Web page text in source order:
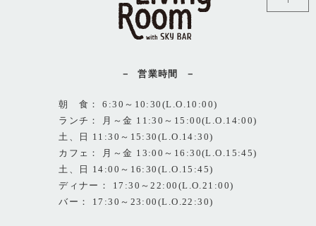
営業時間
朝 食： 6:30～10:30(L.O.10:00)
ランチ： 月～金 11:30～15:00(L.O.14:00)
土、日 11:30～15:30(L.O.14:30)
カフェ： 月～金 13:00～16:30(L.O.15:45)
土、日 14:00～16:30(L.O.15:45)
ディナー： 17:30～22:00(L.O.21:00)
バー： 17:30～23:00(L.O.22:30)